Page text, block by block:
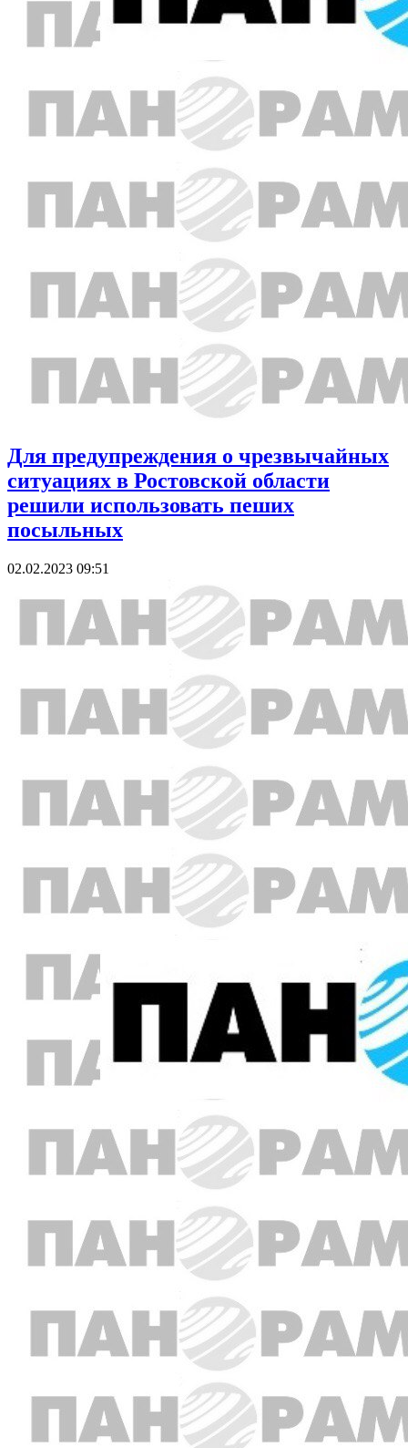
Для предупреждения о чрезвычайных
ситуациях в Ростовской области
решили использовать пеших
посыльных
02.02.2023 09:51